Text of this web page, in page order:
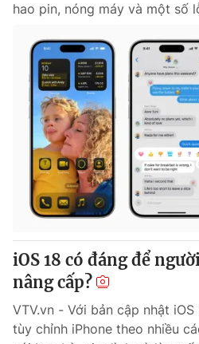
Hậu trường
Nhân vật
Khán giả
Giải sao mai
Âm nhạc
Sao
Đời sống
Du lịch
Làm đẹp
Chất lượng cuộc sống
Giáo dục
Tuyển sinh
Học trực tuyến
Công nghệ
Hitech Công nghệ tương lai
Sản phẩm
Tư vấn
Giao lưu trực tuyến
Lịch phát sóng
Chuyên mục khác
Emagazine
hao pin, nóng máy và một số
iOS 18 có đáng để
nâng cấp?
VTV.vn - Với bản cập nhật
tùy chỉnh iPhone theo nhiều